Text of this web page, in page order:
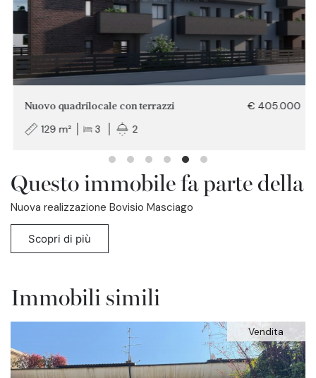
€ 405.000
Nuovo quadrilocale con terrazzi
129 m²
3 2
Questo immobile fa parte della
Nuova realizzazione Bovisio Masciago
Scopri di più
Immobili simili
Vendita